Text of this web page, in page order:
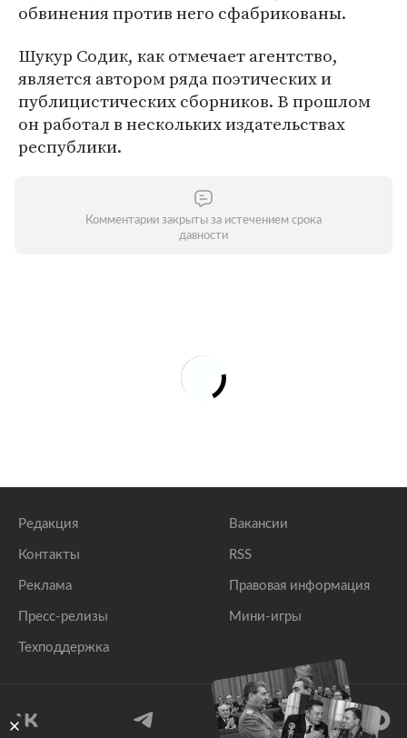
обвинения против него сфабрикованы.
Шукур Содик, как отмечает агентство,
является автором ряда поэтических и
публицистических сборников. В прошлом
он работал в нескольких издательствах
республики.
Комментарии закрыты за истечением срока
давности
Редакция
Контакты
Реклама
Пресс-релизы
Техподдержка
Вакансии
RSS
Правовая информация
Мини-игры